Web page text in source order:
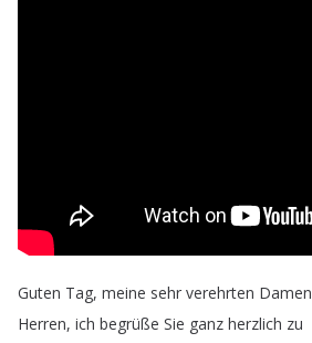
Guten Tag, meine sehr verehrten Damen
Herren, ich begrüße Sie ganz herzlich zu